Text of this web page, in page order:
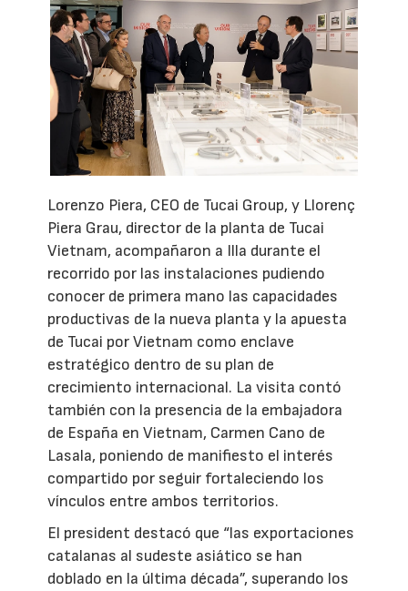
Lorenzo Piera, CEO de Tucai Group, y Llorenç
Piera Grau, director de la planta de Tucai
Vietnam, acompañaron a Illa durante el
recorrido por las instalaciones pudiendo
conocer de primera mano las capacidades
productivas de la nueva planta y la apuesta
de Tucai por Vietnam como enclave
estratégico dentro de su plan de
crecimiento internacional. La visita contó
también con la presencia de la embajadora
de España en Vietnam, Carmen Cano de
Lasala, poniendo de manifiesto el interés
compartido por seguir fortaleciendo los
vínculos entre ambos territorios.
El president destacó que “las exportaciones
catalanas al sudeste asiático se han
doblado en la última década”, superando los